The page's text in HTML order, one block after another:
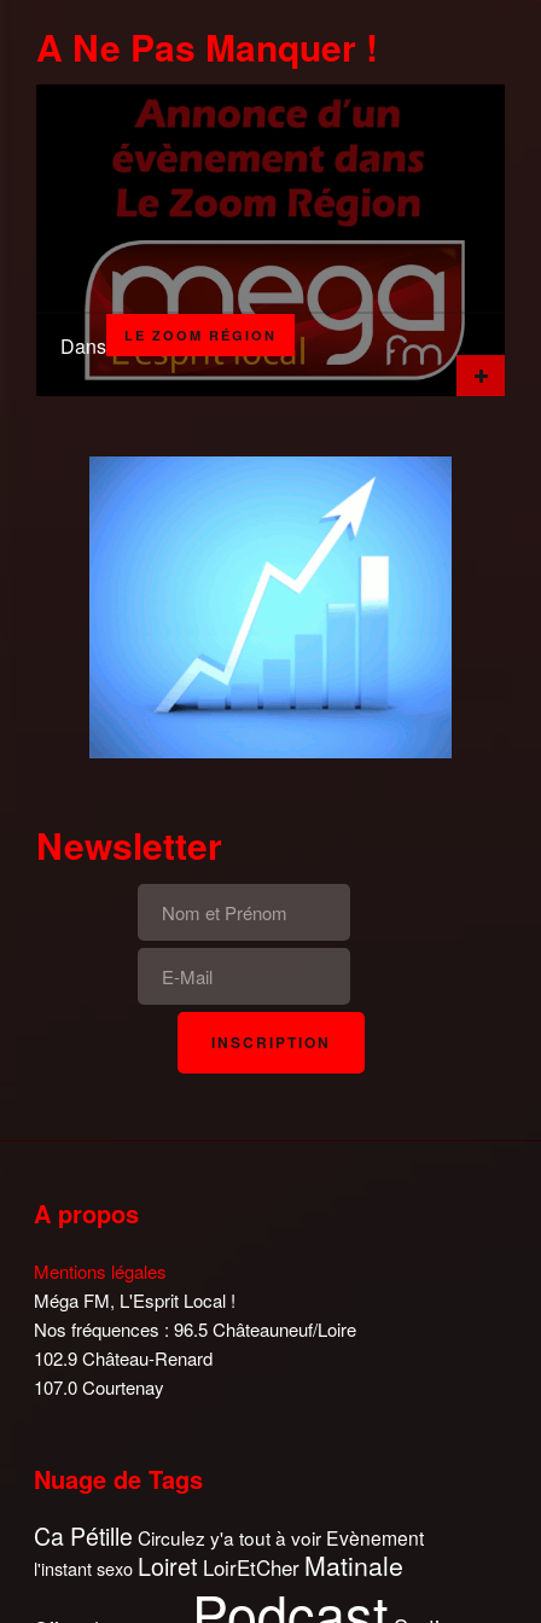
A Ne Pas Manquer !
Dans LE ZOOM RÉGION
Newsletter
A propos
Mentions légales
Méga FM, L'Esprit Local !
Nos fréquences : 96.5 Châteauneuf/Loire
102.9 Château-Renard
107.0 Courtenay
Nuage de Tags
Ca Pétille Circulez y'a tout à voir Evènement
l'instant sexo Loiret LoirEtCher Matinale